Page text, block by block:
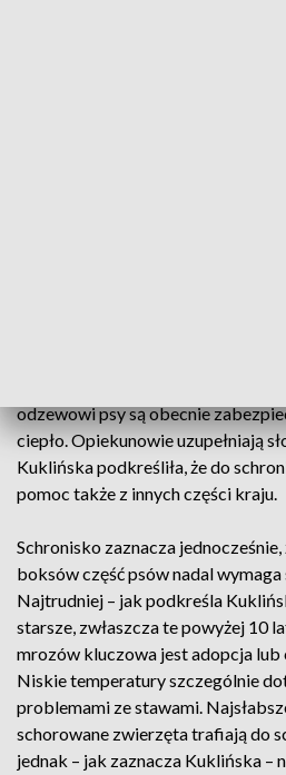
odzewowi psy są obecnie
ciepło. Opiekunowie uzupełniają
Kuklińska podkreśliła, że do
pomoc także z innych części kraju.
Schronisko zaznacza
boksów część psów nadal
Najtrudniej – jak podkreśla
starsze, zwłaszcza te powyżej 10
mrozów kluczowa jest adopcja lub
Niskie temperatury szczególnie
problemami ze stawami.
schorowane zwierzęta trafiają do
jednak – jak zaznacza Kuklińska –